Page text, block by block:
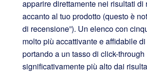
apparire direttamente nei risultati di
accanto al tuo prodotto (questo è
di recensione”). Un elenco con
molto più accattivante e affidabile
portando a un tasso di click-through
significativamente più alto dai